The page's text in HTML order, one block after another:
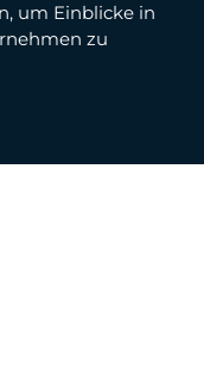
um Einblicke in
zu